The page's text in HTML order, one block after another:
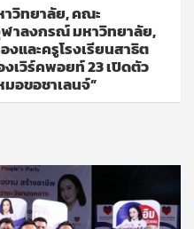
วิทยาลัย, คณะ
าลงกรณ์ มหาวิทยาลัย,
และครูโรงเรียนสาธิต
เวิร์คพอยท์ 23 เปิดตัว
มอขอชาเลนจ์”